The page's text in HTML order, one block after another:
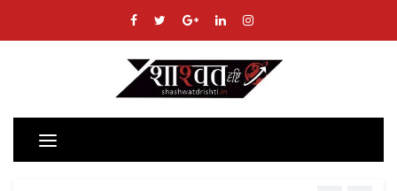
Toggle
navigation